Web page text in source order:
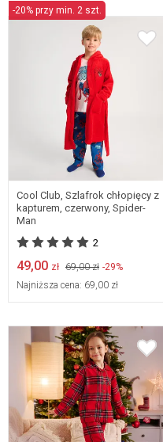
-20% przy min. 2 szt.
86/92
Cool Club, Szlafrok chłopięcy z
kapturem, czerwony, Spider-
Man
2
49,00 zł 69,00 zł -29%
Najniższa cena: 69,00 zł